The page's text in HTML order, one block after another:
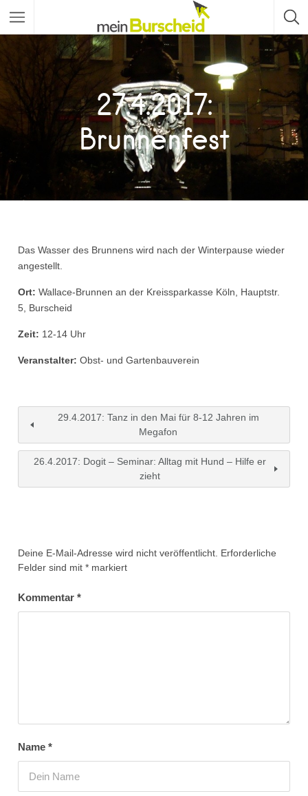
27.4.2017:
Brunnenfest
Das Wasser des Brunnens wird nach der Winterpause wieder
angestellt.
Ort: Wallace-Brunnen an der Kreissparkasse Köln, Hauptstr.
5, Burscheid
Zeit: 12-14 Uhr
Veranstalter: Obst- und Gartenbauverein
29.4.2017: Tanz in den Mai für 8-12 Jahren im
Megafon
26.4.2017: Dogit – Seminar: Alltag mit Hund – Hilfe er
zieht
Deine E-Mail-Adresse wird nicht veröffentlicht. Erforderliche
Felder sind mit * markiert
Kommentar *
Name *